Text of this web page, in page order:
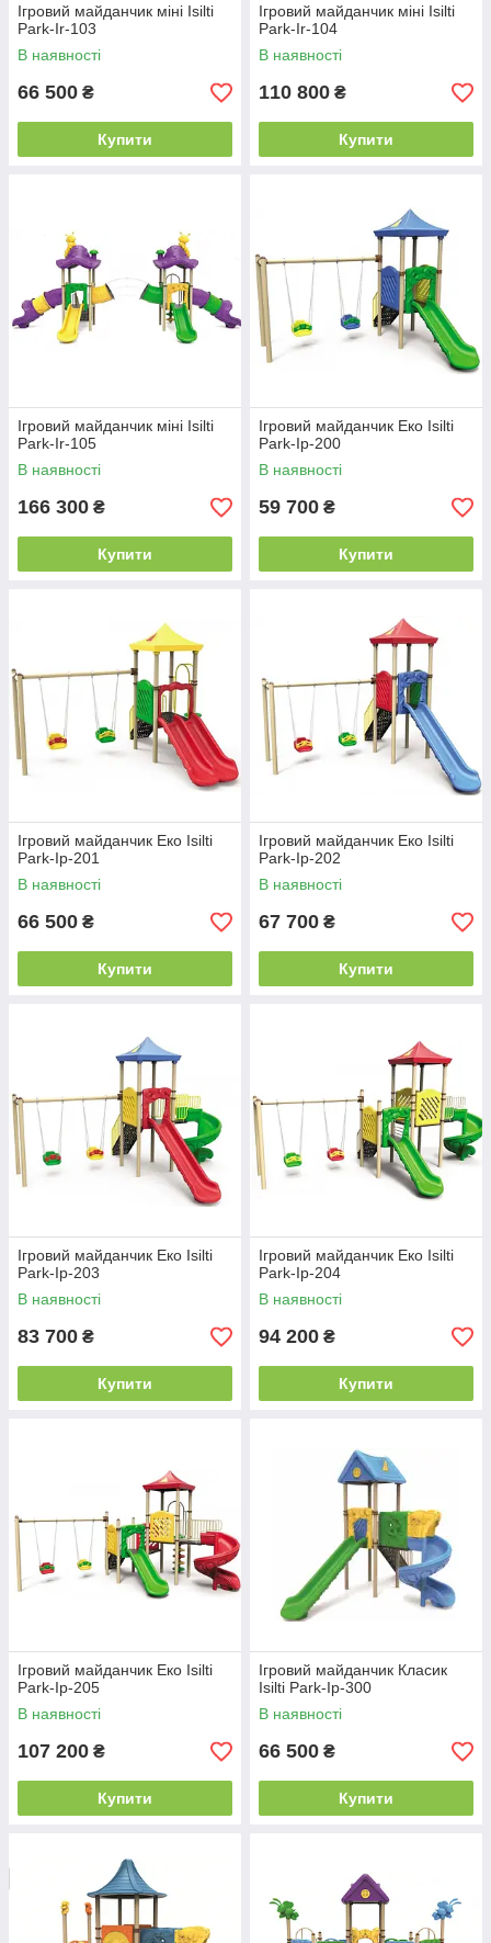
Ігровий майданчик міні Isilti
Park-Ir-103
В наявності
66 500 ₴
Купити
Ігровий майданчик міні Isilti
Park-Ir-104
В наявності
110 800 ₴
Купити
Ігровий майданчик міні Isilti
Park-Ir-105
В наявності
166 300 ₴
Купити
Ігровий майданчик Еко Isilti
Park-Iр-200
В наявності
59 700 ₴
Купити
Ігровий майданчик Еко Isilti
Park-Iр-201
В наявності
66 500 ₴
Купити
Ігровий майданчик Еко Isilti
Park-Iр-202
В наявності
67 700 ₴
Купити
Ігровий майданчик Еко Isilti
Park-Iр-203
В наявності
83 700 ₴
Купити
Ігровий майданчик Еко Isilti
Park-Iр-204
В наявності
94 200 ₴
Купити
Ігровий майданчик Еко Isilti
Park-Iр-205
В наявності
107 200 ₴
Купити
Ігровий майданчик Класик
Isilti Park-Iр-300
В наявності
66 500 ₴
Купити